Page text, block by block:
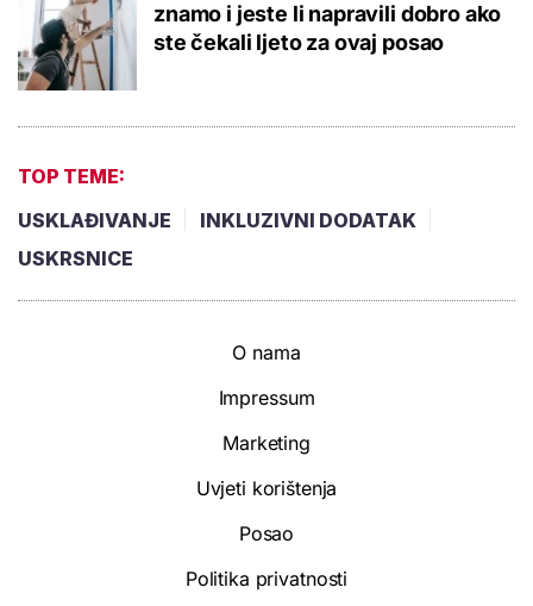
znamo i jeste li napravili dobro ako
ste čekali ljeto za ovaj posao
TOP TEME:
USKLAĐIVANJE
INKLUZIVNI DODATAK
USKRSNICE
O nama
Impressum
Marketing
Uvjeti korištenja
Posao
Politika privatnosti